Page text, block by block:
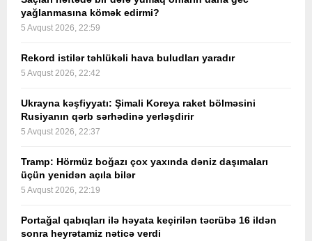
yağlanmasına kömək edirmi?
5 Avqust 2026, 22:59
Rekord istilər təhlükəli hava buludları yaradır
5 Avqust 2026, 22:42
Ukrayna kəşfiyyatı: Şimali Koreya raket bölməsini
Rusiyanın qərb sərhədinə yerləşdirir
5 Avqust 2026, 22:37
Tramp: Hörmüz boğazı çox yaxında dəniz daşımaları
üçün yenidən açıla bilər
5 Avqust 2026, 22:19
Portağal qabıqları ilə həyata keçirilən təcrübə 16 ildən
sonra heyrətamiz nəticə verdi